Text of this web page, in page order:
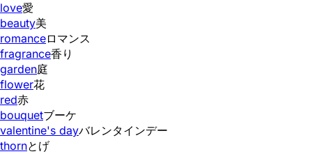
love愛
beauty美
romanceロマンス
fragrance香り
garden庭
flower花
red赤
bouquetブーケ
valentine's dayバレンタインデー
thornとげ